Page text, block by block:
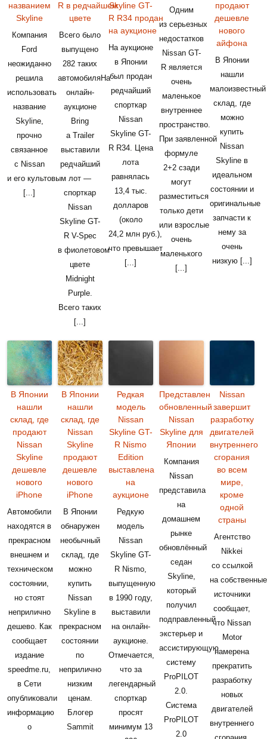
названием
Skyline
Компания
Ford
неожиданно
решила
использовать
название
Skyline,
прочно
связанное
с Nissan
и его культовым
[...]
R в редчайшем
цвете
Всего было
выпущено
282 таких
автомобиляНа
онлайн-
аукционе
Bring
a Trailer
выставили
редчайший
лот —
спорткар
Nissan
Skyline GT-
R V-Spec
в фиолетовом
цвете
Midnight
Purple.
Всего таких
[...]
Skyline GT-
R R34 продан
на аукционе
На аукционе
в Японии
был продан
редчайший
спорткар
Nissan
Skyline GT-
R R34. Цена
лота
равнялась
13,4 тыс.
долларов
(около
24,2 млн руб.),
что превышает
[...]
Одним
из серьезных
недостатков
Nissan GT-
R является
очень
маленькое
внутреннее
пространство.
При заявленной
формуле
2+2 сзади
могут
разместиться
только дети
или взрослые
очень
маленького
[...]
продают
дешевле
нового
айфона
В Японии
нашли
малоизвестный
склад, где
можно
купить
Nissan
Skyline в
идеальном
состоянии и
оригинальные
запчасти к
нему за
очень
низкую [...]
В Японии
нашли
склад, где
продают
Nissan
Skyline
дешевле
нового
iPhone
Автомобили
находятся в
прекрасном
внешнем и
техническом
состоянии,
но стоят
неприлично
дешево. Как
сообщает
издание
speedme.ru,
в Сети
опубликовали
информацию
о
В Японии
нашли
склад, где
Nissan
Skyline
продают
дешевле
нового
iPhone
В Японии
обнаружен
необычный
склад, где
можно
купить
Nissan
Skyline в
прекрасном
состоянии
по
неприлично
низким
ценам.
Блогер
Sammit
Редкая
модель
Nissan
Skyline GT-
R Nismo
Edition
выставлена
на
аукционе
Редкую
модель
Nissan
Skyline GT-
R Nismo,
выпущенную
в 1990 году,
выставили
на онлайн-
аукционе.
Отмечается,
что за
легендарный
спорткар
просят
минимум 13
Представлен
обновленный
Nissan
Skyline для
Японии
Компания
Nissan
представила
на
домашнем
рынке
обновлённый
седан
Skyline,
который
получил
подправленный
экстерьер и
ассистирующую
систему
ProPILOT
2.0.
Система
ProPILOT
2.0
Nissan
завершит
разработку
двигателей
внутреннего
сгорания
во всем
мире,
кроме
одной
страны
Агентство
Nikkei
со ссылкой
на собственные
источники
сообщает,
что Nissan
Motor
намерена
прекратить
разработку
новых
двигателей
внутреннего